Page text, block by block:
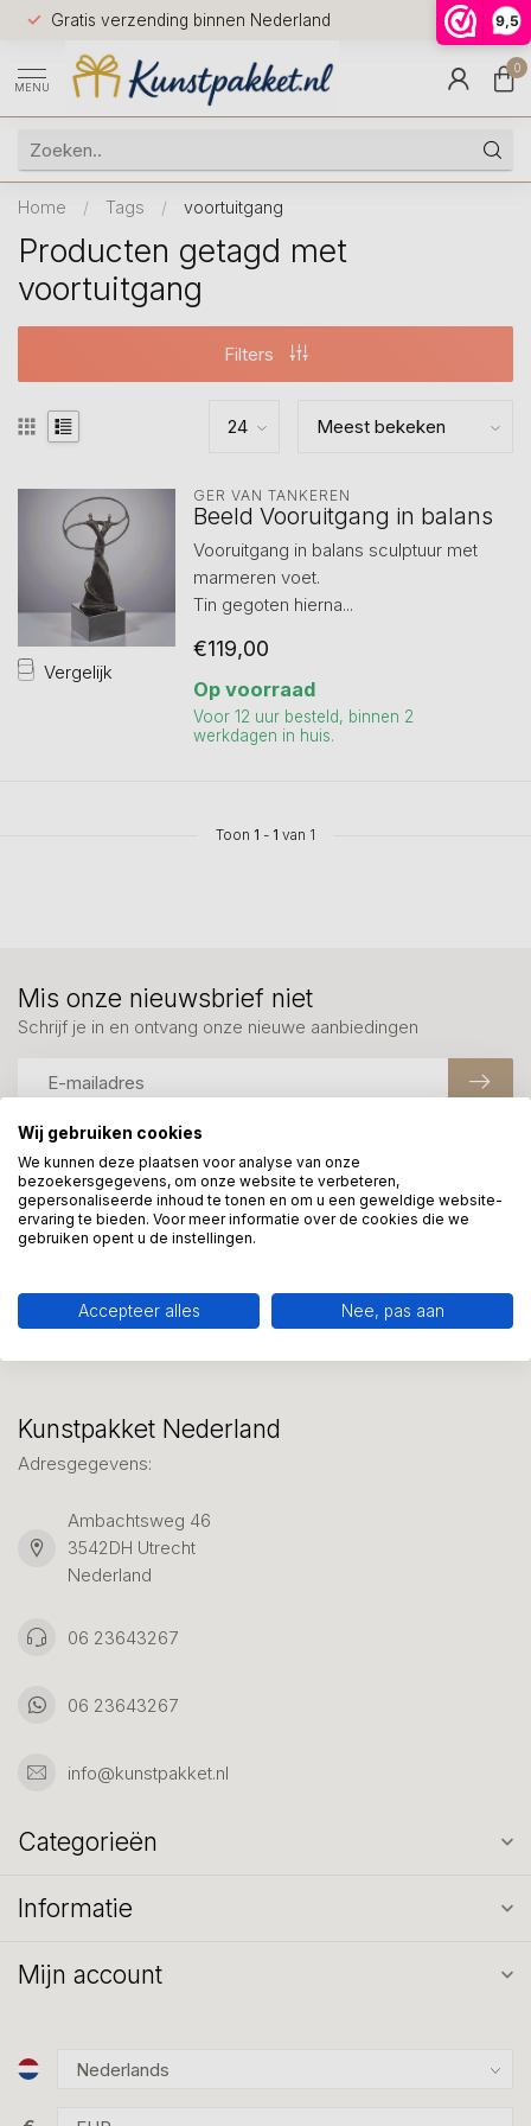
9,5
Gratis verzending binnen Nederland
Voor
huis
9.5
MENU
0
Home / Tags / voortuitgang
Producten getagd met
voortuitgang
Filters
Vergelijk
GER VAN TANKEREN
Beeld Vooruitgang in balans
Vooruitgang in balans sculptuur met
marmeren voet.
Tin gegoten hierna...
€119,00
Op voorraad
Voor 12 uur besteld, binnen 2
werkdagen in huis.
Toon 1 - 1 van 1
Meer informatie?
We helpen graag met uw keuze of geven advies, bel of app
ons 7 dagen per week: 06-23643267
Klantenservice
Mis onze nieuwsbrief niet
Schrijf je in en ontvang onze nieuwe aanbiedingen
Kunstpakket Nederland
Adresgegevens:
Ambachtsweg 46
3542DH Utrecht
Nederland
06 23643267
06 23643267
info@kunstpakket.nl
Categorieën
Informatie
Mijn account
Wij gebruiken cookies
We kunnen deze plaatsen voor analyse van onze
bezoekersgegevens, om onze website te verbeteren,
gepersonaliseerde inhoud te tonen en om u een geweldige website-
ervaring te bieden. Voor meer informatie over de cookies die we
gebruiken opent u de instellingen.
Accepteer alles Nee, pas aan